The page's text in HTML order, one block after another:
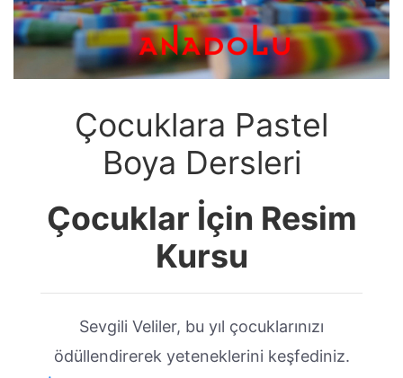
Çocuklara Pastel
Boya Dersleri
Çocuklar İçin Resim
Kursu
Sevgili Veliler, bu yıl çocuklarınızı
ödüllendirerek yeteneklerini keşfediniz.